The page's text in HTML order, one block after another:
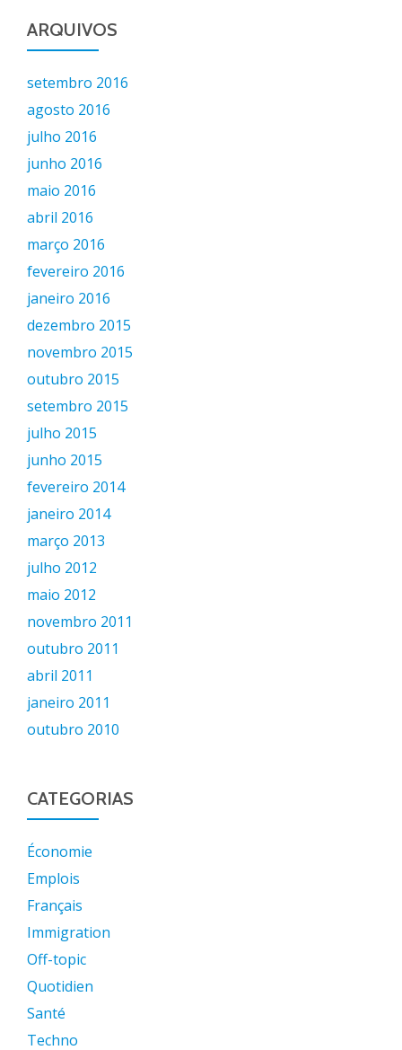
ARQUIVOS
setembro 2016
agosto 2016
julho 2016
junho 2016
maio 2016
abril 2016
março 2016
fevereiro 2016
janeiro 2016
dezembro 2015
novembro 2015
outubro 2015
setembro 2015
julho 2015
junho 2015
fevereiro 2014
janeiro 2014
março 2013
julho 2012
maio 2012
novembro 2011
outubro 2011
abril 2011
janeiro 2011
outubro 2010
CATEGORIAS
Économie
Emplois
Français
Immigration
Off-topic
Quotidien
Santé
Techno